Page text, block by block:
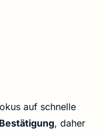
auf schnelle
, daher